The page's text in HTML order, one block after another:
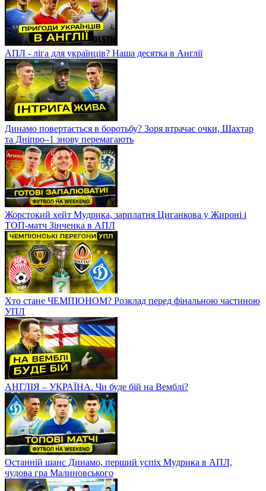
АПЛ - ліга для українців? Наша десятка в Англії
Динамо повертається в боротьбу? Зоря втрачає очки, Шахтар
та Дніпро–1 знову перемагають
Жорстокий хейт Мудрика, зарплатня Циганкова у Жироні і
ТОП-матч Зінченка в АПЛ
Хто стане ЧЕМПІОНОМ? Розклад перед фінальною частиною
УПЛ
АНГЛІЯ – УКРАЇНА. Чи буде бій на Вемблі?
Останній шанс Динамо, перший успіх Мудрика в АПЛ,
чудова гра Малиновського